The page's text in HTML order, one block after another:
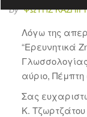
By ΦΏΤΗΣ
Λόγω της
“Ερευνητικά
αύριο,
Σας
Κ. Τζωρτζάτου